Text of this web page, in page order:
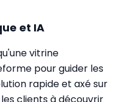
et IA
vitrine
pour guider les
rapide et axé sur
les clients à découvrir